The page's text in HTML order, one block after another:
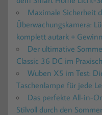
Maximale Sicherheit
Überwachungskamera:
komplett autark +
Der ultimative
Classic 36 DC im
Wuben X5 im Test:
Taschenlampe für jede
Das perfekte All-in-
Stilvoll durch den